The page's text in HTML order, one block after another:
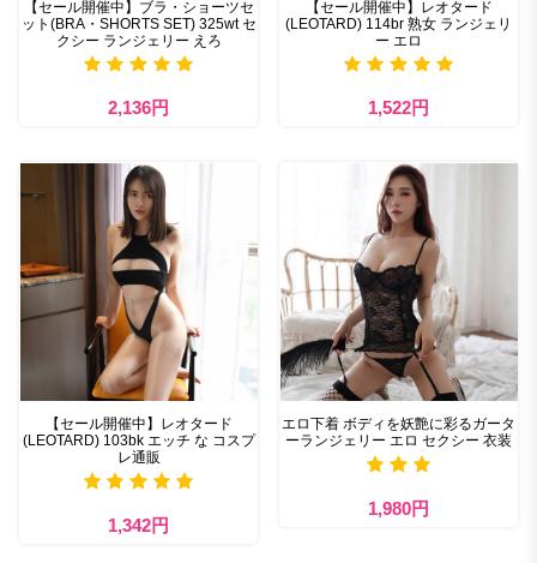
【セール開催中】ブラ・ショーツセ
ット(BRA・SHORTS SET) 325wt セ
クシー ランジェリー えろ
2,136円
【セール開催中】レオタード
(LEOTARD) 114br 熟女 ランジェリ
ー エロ
1,522円
【セール開催中】レオタード
(LEOTARD) 103bk エッチ な コスプ
レ通販
1,342円
エロ下着 ボディを妖艶に彩るガータ
ーランジェリー エロ セクシー 衣装
1,980円